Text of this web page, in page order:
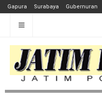
Gapura Surabaya Gubernuran